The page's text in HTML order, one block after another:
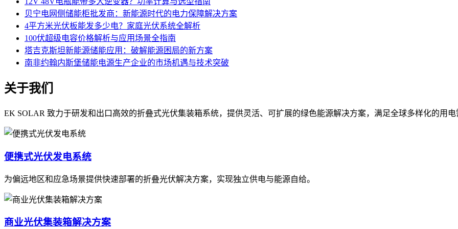
贝宁电网侧储能柜批发商：新能源时代的电力保障解决方案
4平方米光伏板能发多少电？家庭光伏系统全解析
100伏超级电容价格解析与应用场景全指南
塔吉克斯坦新能源储能应用：破解能源困局的新方案
南非约翰内斯堡储能电源生产企业的市场机遇与技术突破
关于我们
EK SOLAR 致力于研发和出口高效的折叠式光伏集装箱系统，提供灵活、可扩展的绿色能源解决方案，满足全球多样化的用电
便携式光伏发电系统
为偏远地区和应急场景提供快速部署的折叠光伏解决方案，实现独立供电与能源自给。
商业光伏集装箱解决方案